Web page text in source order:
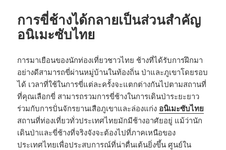
การขี่ช้างได้กลายเป็นส่วนสำคัญ
อนิเมะซับไทย
การมาเยือนของนักท่องเที่ยวชาวไทย ช้างที่ได้รับการฝึกมา
อย่างดีสามารถขี่ผ่านหมู่บ้านในท้องถิ่น ป่าและภูเขาโดยรอบ
ได้ เวลาที่ใช้ในการขี่แต่ละครั้งจะแตกต่างกันไปตามสถานที่
ที่คุณเลือกขี่ สามารถรวมการขี่ช้างในการเดินป่าระยะยาว
ร่วมกับการปั่นจักรยานเสือภูเขาและล่องแก่ง อนิเมะซับไทย
สถานที่ท่องเที่ยวทั่วประเทศไทยมักมีช้างอาศัยอยู่ แม้ว่านัก
เดินป่าและขี่ช้างที่จริงจังจะต้องไปที่ภาคเหนือของ
ประเทศไทยเพื่อประสบการณ์ที่น่าตื่นเต้นยิ่งขึ้น ศูนย์ใน